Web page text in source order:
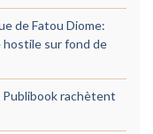
de Fatou Diome:
hostile sur fond de
rachètent